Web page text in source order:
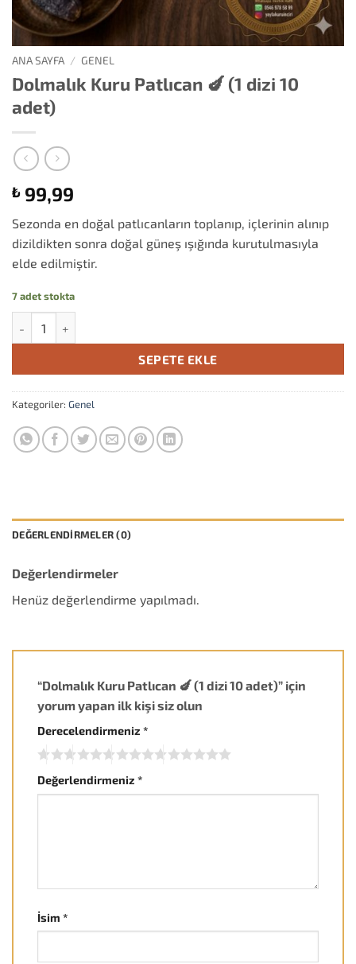
ANA SAYFA / GENEL
Dolmalık Kuru Patlıcan 🍆 (1 dizi 10
adet)
₺ 99,99
Sezonda en doğal patlıcanların toplanıp, içlerinin alınıp
dizildikten sonra doğal güneş ışığında kurutulmasıyla
elde edilmiştir.
7 adet stokta
SEPETE EKLE
Kategoriler: Genel
DEĞERLENDIRMELER (0)
Değerlendirmeler
Henüz değerlendirme yapılmadı.
“Dolmalık Kuru Patlıcan 🍆 (1 dizi 10 adet)” için
yorum yapan ilk kişi siz olun
Derecelendirmeniz *
Değerlendirmeniz *
İsim *